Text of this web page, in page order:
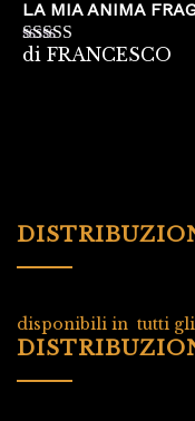
LA MIA ANIMA
Valutato5su
di FRANCESCO
disponibili in tutti